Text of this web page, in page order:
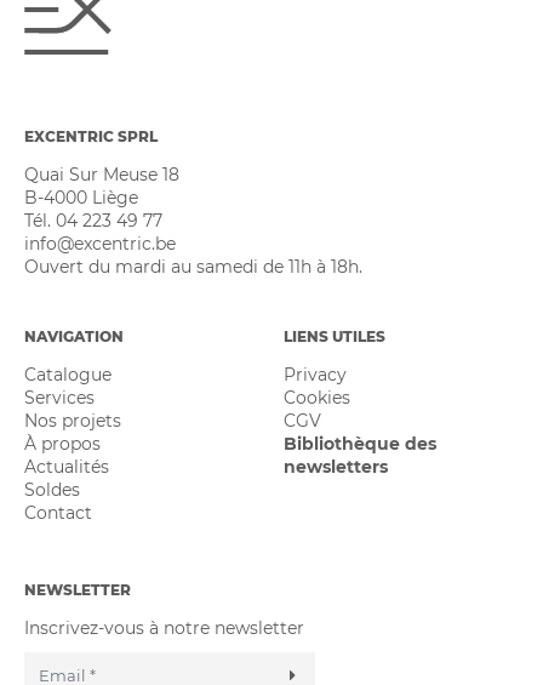
EXCENTRIC SPRL
Quai Sur Meuse 18
B-4000 Liège
Tél. 04 223 49 77
info@excentric.be
Ouvert du mardi au samedi de 11h à 18h.
NAVIGATION
Catalogue
Services
Nos projets
À propos
Actualités
Soldes
Contact
LIENS UTILES
Privacy
Cookies
CGV
Bibliothèque des
newsletters
NEWSLETTER
Inscrivez-vous à notre newsletter